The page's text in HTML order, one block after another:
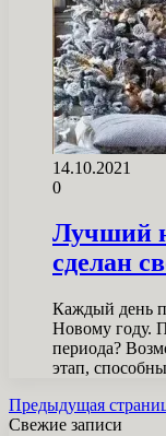
14.10.2021
0
Лучший
сделан
Каждый день
Новому году.
периода?
этап,
Предыдущая
Свежие записи